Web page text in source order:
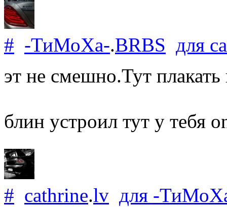
# -ТиМоХа-.BRBS для
эт не смешно.Тут
блин устроил тут у тебя
# cathrine.lv для -